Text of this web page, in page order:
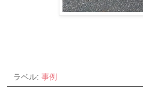
ラベル: 事例